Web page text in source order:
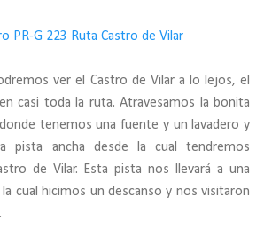
ver el Castro de Vilar a lo lejos, el
casi toda la ruta. Atravesamos la bonita
tenemos una fuente y un lavadero y
pista ancha desde la cual tendremos
de Vilar. Esta pista nos llevará a una
cual hicimos un descanso y nos visitaron